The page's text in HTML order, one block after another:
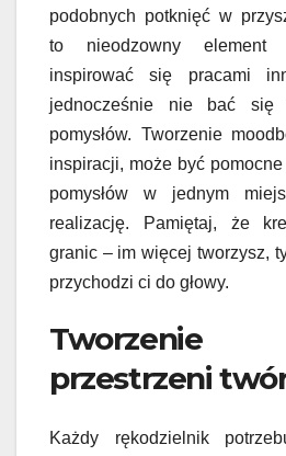
podobnych potknięć w
to nieodzowny element
inspirować się pracami
jednocześnie nie bać się
pomysłów. Tworzenie
inspiracji, może być
pomysłów w jednym
realizację. Pamiętaj, że
granic – im więcej tworzysz,
przychodzi ci do głowy.
Tworzenie
przestrzeni
Każdy rękodzielnik